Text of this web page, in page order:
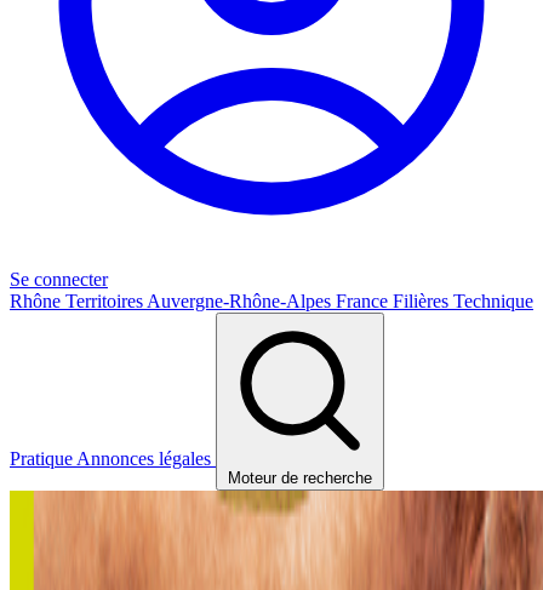
Se connecter
Rhône Territoires Auvergne-Rhône-Alpes France Filières Technique
Pratique Annonces légales
Moteur de recherche